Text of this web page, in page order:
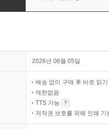
2026년 06월 05일
배송 없이 구매 후 바로 읽기
제한없음
TTS 가능
저작권 보호를 위해 인쇄 기